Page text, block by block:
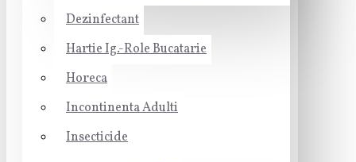
Dezinfectant
Hartie Ig.-Role Bucatarie
Horeca
Incontinenta Adulti
Insecticide